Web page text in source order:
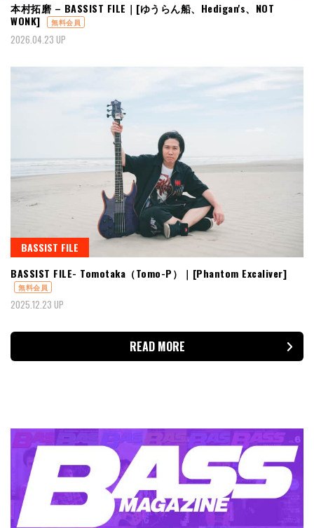
本村拓磨 – BASSIST FILE｜[ゆうらん船、Hedigan's、NOT
WONK]
無料会員
2026.04.23 UP
BASSIST FILE
BASSIST FILE- Tomotaka（Tomo-P）｜[Phantom Excaliver]
無料会員
2025.12.23 UP
READ MORE